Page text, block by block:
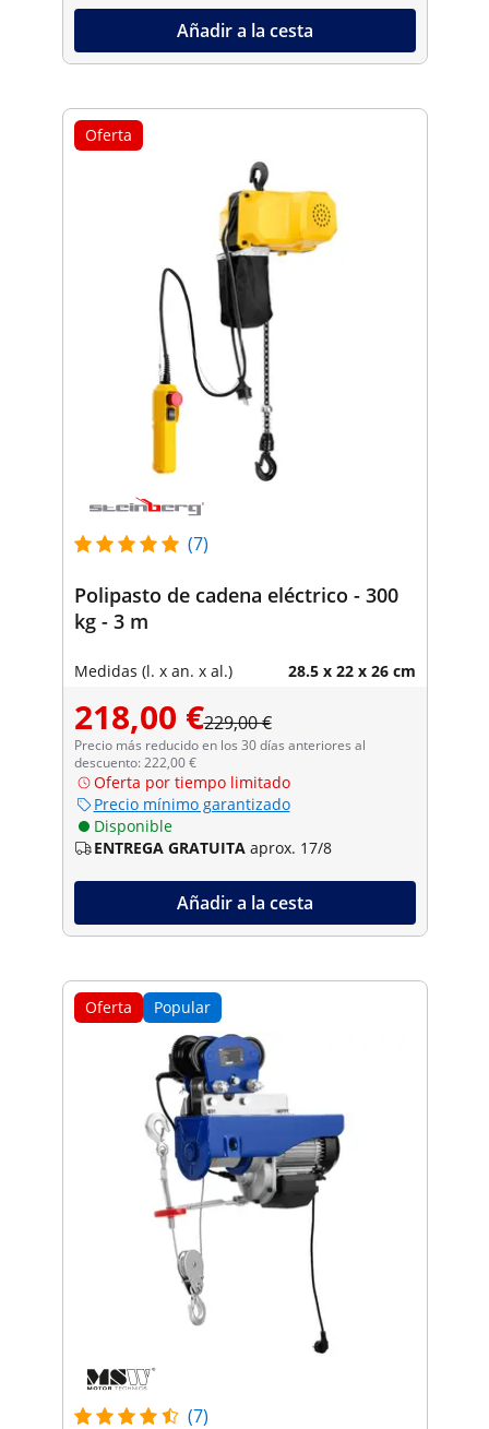
Añadir a la cesta
Oferta
(7)
Polipasto de cadena eléctrico - 300
kg - 3 m
Medidas (l. x an. x al.) 28.5 x 22 x 26 cm
218,00 €229,00 €
Precio más reducido en los 30 días anteriores al
descuento: 222,00 €
Oferta por tiempo limitado
Precio mínimo garantizado
Disponible
ENTREGA GRATUITA aprox. 17/8
Añadir a la cesta
Oferta Popular
(7)